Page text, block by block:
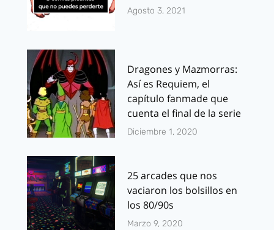
Agosto 3, 2021
Dragones y Mazmorras:
Así es Requiem, el
capítulo fanmade que
cuenta el final de la serie
Diciembre 1, 2020
25 arcades que nos
vaciaron los bolsillos en
los 80/90s
Marzo 9, 2020